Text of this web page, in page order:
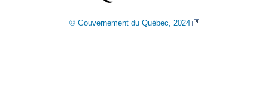
© Gouvernement du Québec, 2024